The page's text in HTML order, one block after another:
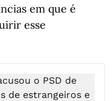
em que é
esse